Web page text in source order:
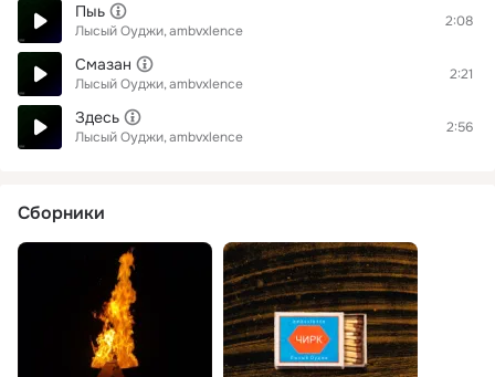
Пыь
Лысый Оуджи ambvxlence
2:08
Смазан
Лысый Оуджи ambvxlence
2:21
Здесь
Лысый Оуджи ambvxlence
2:56
Сборники